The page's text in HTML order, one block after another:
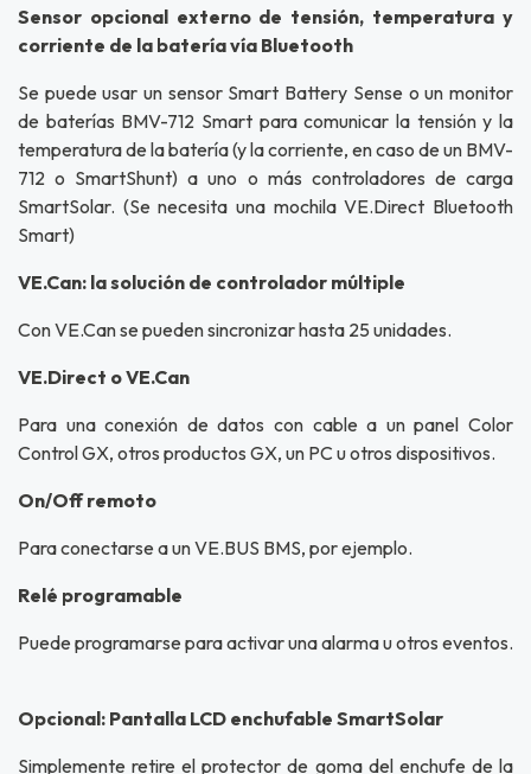
Sensor opcional externo de tensión, temperatura y
corriente de la batería vía Bluetooth
Se puede usar un sensor Smart Battery Sense o un monitor
de baterías BMV-712 Smart para comunicar la tensión y la
temperatura de la batería (y la corriente, en caso de un BMV-
712 o SmartShunt) a uno o más controladores de carga
SmartSolar. (Se necesita una mochila VE.Direct Bluetooth
Smart)
VE.Can: la solución de controlador múltiple
Con VE.Can se pueden sincronizar hasta 25 unidades.
VE.Direct o VE.Can
Para una conexión de datos con cable a un panel Color
Control GX, otros productos GX, un PC u otros dispositivos.
On/Off remoto
Para conectarse a un VE.BUS BMS, por ejemplo.
Relé programable
Puede programarse para activar una alarma u otros eventos.
Opcional: Pantalla LCD enchufable SmartSolar
Simplemente retire el protector de goma del enchufe de la